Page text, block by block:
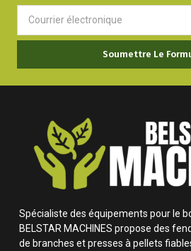
Soumettre Le
Spécialiste des équipements pour le
BELSTAR MACHINES propose des
de branches et presses à pellets